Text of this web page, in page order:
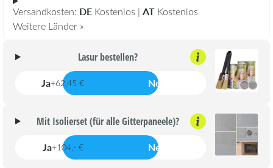
Versandkosten: DE Kostenlos | AT Kostenlos
Weitere Länder »
Lasur bestellen?
Ja+62,45 € Nein
Mit Isolierset (für alle Gitterpaneele)?
Ja+104,- € Nein